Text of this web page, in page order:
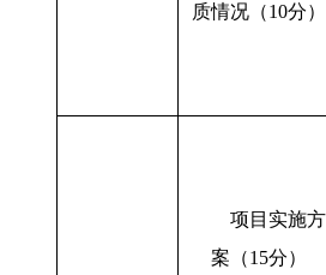
质情况 （10分）
项目实施方
案（1 5分）